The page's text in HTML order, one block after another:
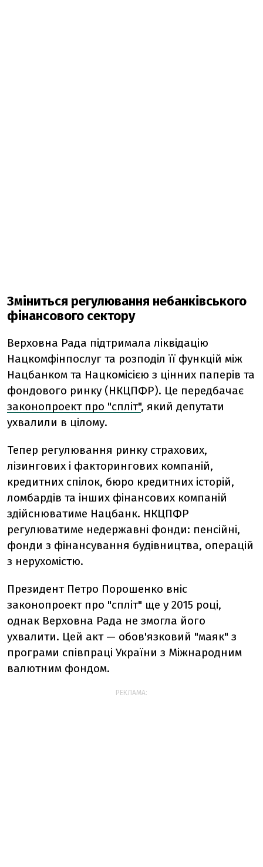
Зміниться регулювання небанківського
фінансового сектору
Верховна Рада підтримала ліквідацію
Нацкомфінпослуг та розподіл її функцій між
Нацбанком та Нацкомісією з цінних паперів та
фондового ринку (НКЦПФР). Це передбачає
законопроект про "спліт", який депутати
ухвалили в цілому.
Тепер регулювання ринку страхових,
лізингових і факторингових компаній,
кредитних спілок, бюро кредитних історій,
ломбардів та інших фінансових компаній
здійснюватиме Нацбанк. НКЦПФР
регулюватиме недержавні фонди: пенсійні,
фонди з фінансування будівництва, операцій
з нерухомістю.
Президент Петро Порошенко вніс
законопроект про "спліт" ще у 2015 році,
однак Верховна Рада не змогла його
ухвалити. Цей акт — обов'язковий "маяк" з
програми співпраці України з Міжнародним
валютним фондом.
РЕКЛАМА: